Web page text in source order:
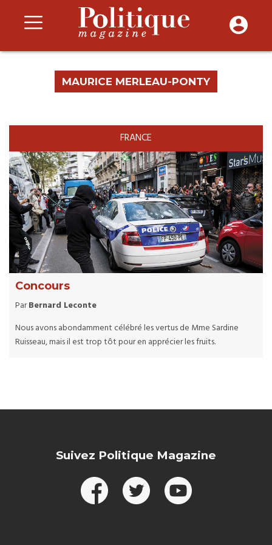
MAURICE MERLEAU-PONTY
FRANCE
Concours
ParBernard Leconte
Nous avons abondamment célébré les vertus de Mme Sardine
Ruisseau, mais il est trop tôt pour en apprécier les fruits.
Suivez Politique Magazine